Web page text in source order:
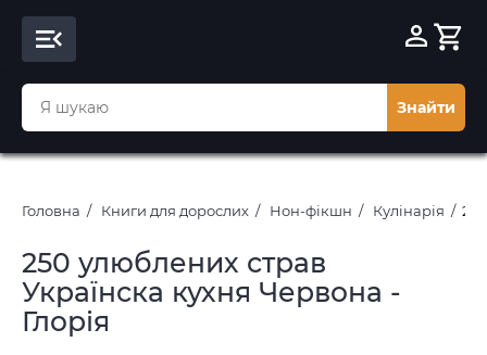
Знайти
Головна Книги для дорослих Нон-фікшн Кулінарія
250 улюблених страв
Українска кухня Червона -
Глорія